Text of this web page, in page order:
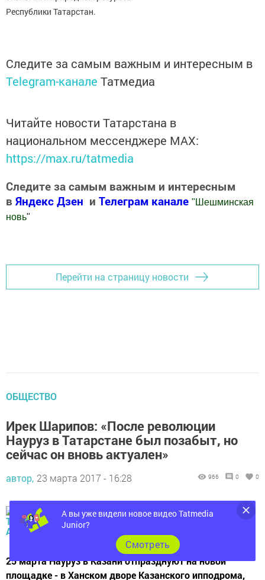
Республики Татарстан.
Следите за самым важным и интересным в
Telegram-канале Татмедиа
Читайте новости Татарстана в
национальном мессенджере MАХ:
https://max.ru/tatmedia
Следите за самым важным и интересным
в Яндекс Дзен и Телеграм канале " Шешминская
новь"
Перейти на страницу новости
ОБЩЕСТВО
Ирек Шарипов: «После революции
Науруз в Татарстане был позабыт, но
сейчас он вновь актуален»
автор, 23 марта 2017 - 16:28 966 0 0
25 марта Науруз в Казани отпразднуют на новой
площадке - в Ханском дворе Казанского ипподрома,
А вы уже видели новое видео Tatmedia
Junior?
Cмотреть